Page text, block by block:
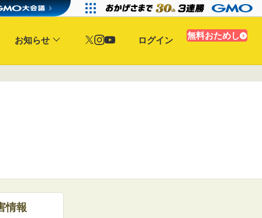
お知らせ ログイン 無料おためし
情報